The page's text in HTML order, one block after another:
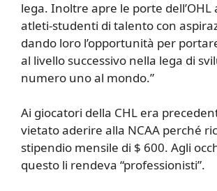
lega. Inoltre apre le porte dell’OHL
atleti-studenti di talento con
dando loro l’opportunità per
al livello successivo nella lega di
numero uno al mondo.”
Ai giocatori della CHL era
vietato aderire alla NCAA perché
stipendio mensile di $ 600. Agli
questo li rendeva “professionisti”.